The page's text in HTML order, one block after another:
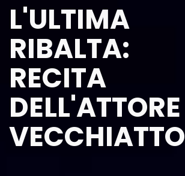
L'ULTIMA
RIBALTA:
RECITA
DELL'ATTORE
VECCHIATTO